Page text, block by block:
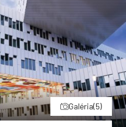
Galéria(5)